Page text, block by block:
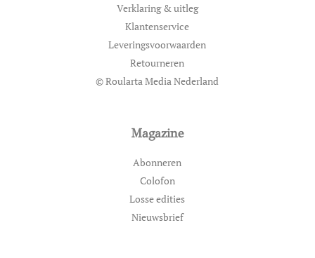
Verklaring & uitleg
Klantenservice
Leveringsvoorwaarden
Retourneren
© Roularta Media Nederland
Magazine
Abonneren
Colofon
Losse edities
Nieuwsbrief